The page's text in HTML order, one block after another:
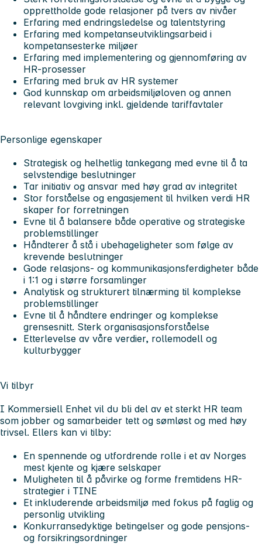
opprettholde gode relasjoner på tvers av nivåer
Erfaring med endringsledelse og talentstyring
Erfaring med kompetanseutviklingsarbeid i
kompetansesterke miljøer
Erfaring med implementering og gjennomføring av
HR-prosesser
Erfaring med bruk av HR systemer
God kunnskap om arbeidsmiljøloven og annen
relevant lovgiving inkl. gjeldende tariffavtaler
Personlige egenskaper
Strategisk og helhetlig tankegang med evne til å ta
selvstendige beslutninger
Tar initiativ og ansvar med høy grad av integritet
Stor forståelse og engasjement til hvilken verdi HR
skaper for forretningen
Evne til å balansere både operative og strategiske
problemstillinger
Håndterer å stå i ubehageligheter som følge av
krevende beslutninger
Gode relasjons- og kommunikasjonsferdigheter både
i 1:1 og i større forsamlinger
Analytisk og strukturert tilnærming til komplekse
problemstillinger
Evne til å håndtere endringer og komplekse
grensesnitt. Sterk organisasjonsforståelse
Etterlevelse av våre verdier, rollemodell og
kulturbygger
Vi tilbyr
I Kommersiell Enhet vil du bli del av et sterkt HR team
som jobber og samarbeider tett og sømløst og med høy
trivsel. Ellers kan vi tilby:
En spennende og utfordrende rolle i et av Norges
mest kjente og kjære selskaper
Muligheten til å påvirke og forme fremtidens HR-
strategier i TINE
Et inkluderende arbeidsmiljø med fokus på faglig og
personlig utvikling
Konkurransedyktige betingelser og gode pensjons-
og forsikringsordninger